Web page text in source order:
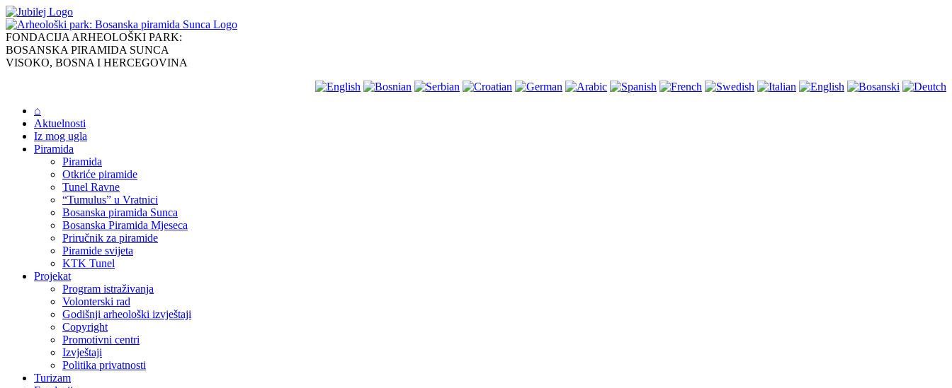
Skip
to
content
FONDACIJA ARHEOLOŠKI PARK:
BOSANSKA PIRAMIDA SUNCA
VISOKO, BOSNA I HERCEGOVINA
⌂
Aktuelnosti
Iz mog ugla
Piramida
Piramida
Otkriće piramide
Tunel Ravne
“Tumulus” u Vratnici
Bosanska piramida Sunca
Bosanska Piramida Mjeseca
Priručnik za piramide
Piramide svijeta
KTK Tunel
Projekat
Program istraživanja
Volonterski rad
Godišnji arheološki izvještaji
Copyright
Promotivni centri
Izvještaji
Politika privatnosti
Turizam